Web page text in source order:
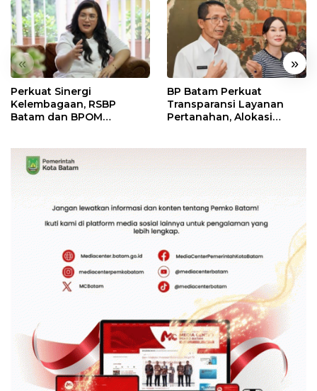
« »
Perkuat Sinergi
Kelembagaan, RSBP
Batam dan BPOM
BP Batam Perkuat
Transparansi Layanan
Pertanahan, Alokasi